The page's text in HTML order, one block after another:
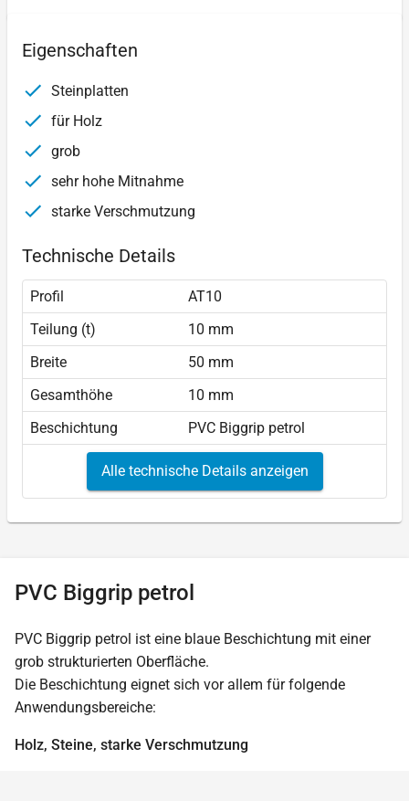
Eigenschaften
Steinplatten
für Holz
grob
sehr hohe Mitnahme
starke Verschmutzung
Technische Details
Profil
AT10
Teilung (t)
10 mm
Breite
50 mm
Gesamthöhe
10 mm
Beschichtung
PVC Biggrip petrol
Alle technische Details anzeigen
PVC Biggrip petrol
PVC Biggrip petrol ist eine blaue Beschichtung mit einer
grob strukturierten Oberfläche.
Die Beschichtung eignet sich vor allem für folgende
Anwendungsbereiche:
Holz, Steine, starke Verschmutzung